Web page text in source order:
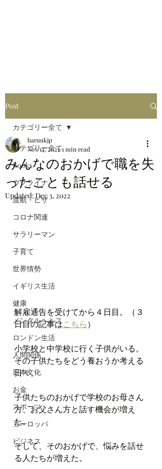
Post
カテゴリー全て
Books
ウクライナ
渡航・ビザ
コロナ関連
サラリーマン
子育て
世界情勢
イギリス生活
健康
メンタルヘルス
ロンドン生活
人間関係
日本文化
お金
スポーツ
ヨーロッパ
ビジネス
カテゴリー全て
みんなのおかげで職を失
ったことも話せる
haruukjp
Nov 14, 20221 min read
Updated:Dec 3, 2022
解雇通告を受けてから４日目。（３
日目の記事はこちら）
小学校と中学校に行く子供がいる。
その子供たちをどう養おうか考える
日々。
子供たちのおかげで学校のお母さん
方、お父さん方と話す機会が増え
た。
そして、そのおかげで、悩みを話せ
る人たちが増えた。